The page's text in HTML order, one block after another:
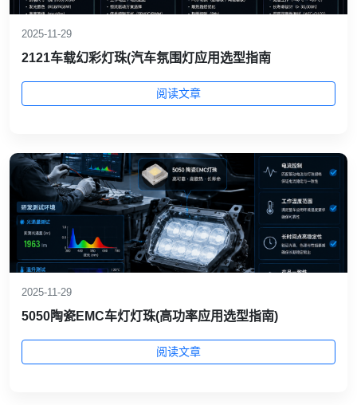
2025-11-29
2121车载幻彩灯珠(汽车氛围灯应用选型指南
阅读文章
2025-11-29
5050陶瓷EMC车灯灯珠(高功率应用选型指南)
阅读文章